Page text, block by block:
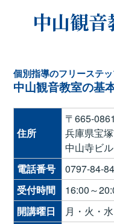
中山観
個別指導のフリーステ
中山観音教室の基
住所
〒665-0861
兵庫県宝
中山寺ビ
電話番号
0797-84-
受付時間
16:00～
開講曜日
月・火・